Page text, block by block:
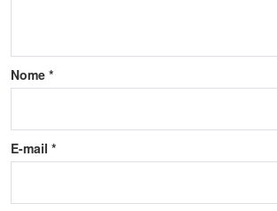
Nome *
E-mail *